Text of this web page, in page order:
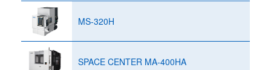
MS-320H
SPACE CENTER MA-400HA